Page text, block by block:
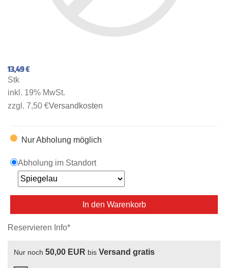
13,49 €
Stk
inkl. 19% MwSt.
zzgl. 7,50 €Versandkosten
Nur Abholung möglich
Abholung im Standort
In den Warenkorb
Reservieren Info*
Nur noch 50,00 EUR bis Versand gratis